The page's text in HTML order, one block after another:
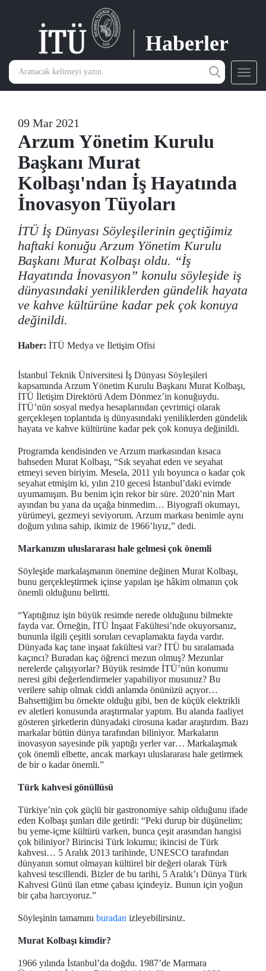
Haberler
09 Mar 2021
Arzum Yönetim Kurulu
Başkanı Murat
Kolbaşı'ndan İş Hayatında
İnovasyon Tüyoları
İTÜ İş Dünyası Söyleşilerinin geçtiğimiz
haftaki konuğu Arzum Yönetim Kurulu
Başkanı Murat Kolbaşı oldu. “İş
Hayatında İnovasyon” konulu söyleşide iş
dünyasındaki yeniliklerden gündelik hayata
ve kahve kültürüne kadar pek çok konuya
değinildi.
Haber: İTÜ Medya ve İletişim Ofisi
İstanbul Teknik Üniversitesi İş Dünyası Söyleşileri
kapsamında Arzum Yönetim Kurulu Başkanı Murat Kolbaşı,
İTÜ İletişim Direktörü Adem Dönmez’in konuğuydu.
İTÜ’nün sosyal medya hesaplarından çevrimiçi olarak
gerçekleşen toplantıda iş dünyasındaki yeniliklerden gündelik
hayata ve kahve kültürüne kadar pek çok konuya değinildi.
Programda kendisinden ve Arzum markasından kısaca
bahseden Murat Kolbaşı, “Sık seyahat eden ve seyahat
etmeyi seven biriyim. Mesela, 2011 yılı boyunca o kadar çok
seyahat etmişim ki, yılın 210 gecesi İstanbul’daki evimde
uyumamışım. Bu benim için rekor bir süre. 2020’nin Mart
ayından bu yana da uçağa binmedim… Biyografi okumayı,
yürümeyi, gezmeyi seviyorum. Arzum markası benimle aynı
doğum yılına sahip, ikimiz de 1966’lıyız,” dedi.
Markanızın uluslararası hale gelmesi çok önemli
Söyleşide markalaşmanın önemine değinen Murat Kolbaşı,
bunu gerçekleştirmek içinse yapılan işe hâkim olmanın çok
önemli olduğunu belirtti.
“Yaptığınız işin büyük resimde nerede olduğunu bilmekte
fayda var. Örneğin, İTÜ İnşaat Fakültesi’nde okuyorsanız,
bununla ilgili çeşitli soruları cevaplamakta fayda vardır.
Dünyada kaç tane inşaat fakültesi var? İTÜ bu sıralamada
kaçıncı? Buradan kaç öğrenci mezun olmuş? Mezunlar
nerelerde çalışıyorlar? Büyük resimde İTÜ’nün konumu
neresi gibi değerlendirmeler yapabiliyor musunuz? Bu
verilere sahip olmak ciddi anlamda önünüzü açıyor…
Bahsettiğim bu örnekte olduğu gibi, ben de küçük elektrikli
ev aletleri konusunda araştırmalar yaptım. Bu alanda faaliyet
gösteren şirketlerin dünyadaki cirosuna kadar araştırdım. Bazı
markalar bütün dünya tarafından biliniyor. Markaların
inovasyon sayesinde pik yaptığı yerler var… Markalaşmak
çok önemli elbette, ancak markayı uluslararası hale getirmek
de bir o kadar önemli.”
Türk kahvesi gönüllüsü
Türkiye’nin çok güçlü bir gastronomiye sahip olduğunu ifade
eden Kolbaşı şunları dile getirdi: “Peki durup bir düşünelim;
bu yeme-içme kültürü varken, bunca çeşit arasından hangisi
çok biliniyor? Birincisi Türk lokumu; ikincisi de Türk
kahvesi… 5 Aralık 2013 tarihinde, UNESCO tarafından
dünyanın somut olmayan kültürel bir değeri olarak Türk
kahvesi tescillendi. Bizler de bu tarihi, 5 Aralık’ı Dünya Türk
Kahvesi Günü ilan etme çabası içindeyiz. Bunun için yoğun
bir çaba harcıyoruz.”
Söyleşinin tamamını buradan izleyebilirsiniz.
Murat Kolbaşı kimdir?
1966 yılında İstanbul’da doğdu. 1987’de Marmara